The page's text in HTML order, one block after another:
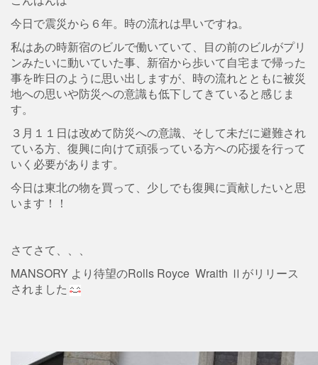
今日で震災から６年。時の流れは早いですね。
私はあの時新宿のビルで働いていて、目の前のビルがプリ
ンみたいに動いていた事、新宿から歩いて自宅まで帰った
事を昨日のように思い出しますが、時の流れとともに被災
地への思いや防災への意識も低下してきていると感じま
す。
３月１１日は改めて防災への意識、そして未だに避難され
ている方、復興に向けて頑張っている方への応援を行って
いく必要があります。
今日は東北の物を買って、少しでも復興に貢献したいと思
います！！
さてさて、、、
MANSORY より待望のRolls Royce Wraith Ⅱがリリース
されました